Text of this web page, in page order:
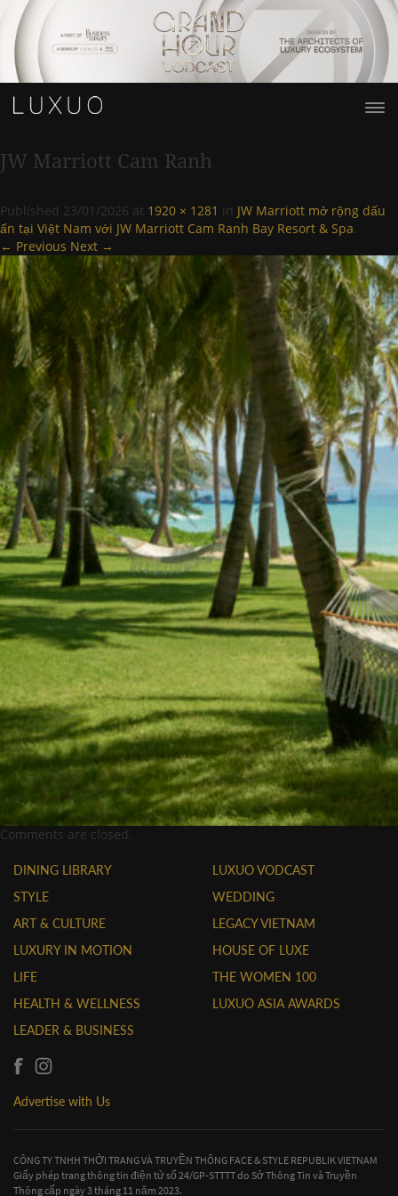
JW Marriott Cam Ranh
Published 23/01/2026 at 1920 × 1281 in JW Marriott mở rộng dấu
ấn tại Việt Nam với JW Marriott Cam Ranh Bay Resort & Spa.
← Previous Next →
Comments are closed.
DINING LIBRARY
STYLE
ART & CULTURE
LUXURY IN MOTION
LIFE
HEALTH & WELLNESS
LEADER & BUSINESS
LUXUO VODCAST
WEDDING
LEGACY VIETNAM
HOUSE OF LUXE
THE WOMEN 100
LUXUO ASIA AWARDS
Advertise with Us
CÔNG TY TNHH THỜI TRANG VÀ TRUYỀN THÔNG FACE & STYLE REPUBLIK VIETNAM
Giấy phép trang thông tin điện tử số 24/GP-STTTT do Sở Thông Tin và Truyền
Thông cấp ngày 3 tháng 11 năm 2023.